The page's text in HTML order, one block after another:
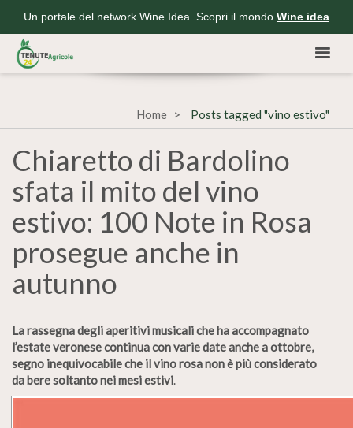
Un portale del network Wine Idea. Scopri il mondo Wine idea
Home Posts tagged "vino estivo"
Chiaretto di Bardolino
sfata il mito del vino
estivo: 100 Note in Rosa
prosegue anche in
autunno
La rassegna degli aperitivi musicali che ha accompagnato
l’estate veronese continua con varie date anche a ottobre,
segno inequivocabile che il vino rosa non è più considerato
da bere soltanto nei mesi estivi.